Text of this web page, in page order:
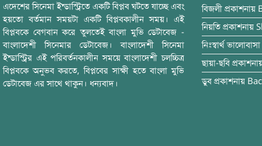
এদেশের সিনেমা ইন্ডাস্ট্রিতে একটি বিপ্লব ঘটতে যাচ্ছে এবং
হয়তো বর্তমান সময়টা একটি বিপ্লবকালীন সময়। এই
বিপ্লবকে বেগবান করে তুলতেই বাংলা মুভি ডেটাবেজ -
বাংলাদেশী সিনেমার ডেটাবেজ। বাংলাদেশী সিনেমা
ইন্ডাস্ট্রির এই পরিবর্তনকালীন সময়ে বাংলাদেশী চলচ্চিত্র
বিপ্লবকে অনুভব করতে, বিপ্লবের সাক্ষী হতে বাংলা মুভি
ডেটাবেজ এর সাথে থাকুন। ধন্যবাদ।
বিজলী প্রকাশনায়
নিয়তি প্রকাশনায়
নিঃস্বার্থ ভালোবাসা
ছায়া-ছবি
ডুব প্রকাশনায়